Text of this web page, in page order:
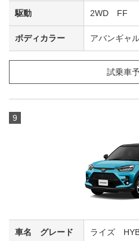
2WD FF
アバンギャ
試乗車
9
ライズ